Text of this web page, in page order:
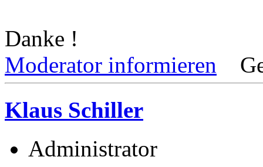
Danke !
Moderator informieren
Klaus Schiller
Administrator